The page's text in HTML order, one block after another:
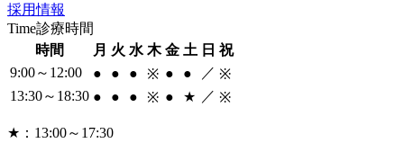
採用情報
Time診療時間
時間
月 火 水 木 金 土 日 祝
9:00～12:00
● ● ● ※ ● ● ／ ※
13:30～18:30 ● ● ● ※ ● ★ ／ ※
★：13:00～17:30